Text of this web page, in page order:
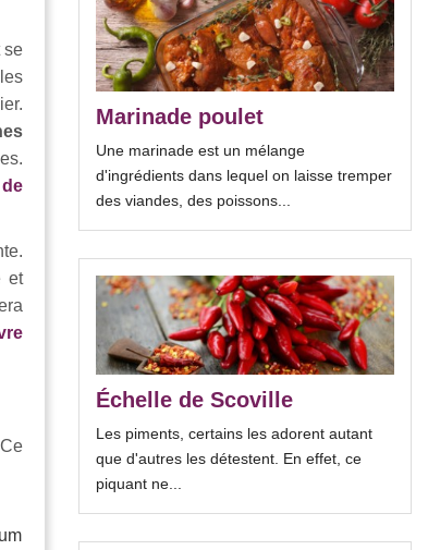
se
et
Marinade poulet
Une marinade est un mélange
d'ingrédients dans lequel on laisse tremper
des viandes, des poissons...
Échelle de Scoville
Les piments, certains les adorent autant
que d'autres les détestent. En effet, ce
piquant ne...